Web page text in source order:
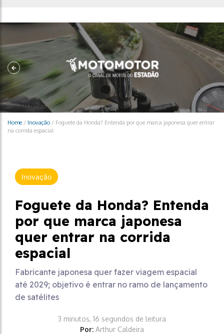
Home / Inovação / Foguete da Honda? Entenda por que marca japonesa quer entrar
na corrida espacial
Inovação
Foguete da Honda? Entenda
por que marca japonesa
quer entrar na corrida
espacial
Fabricante japonesa quer fazer viagem espacial
até 2029; objetivo é entrar no ramo de lançamento
de satélites
3 minutos, 16 segundos de leitura
Por: Arthur Caldeira